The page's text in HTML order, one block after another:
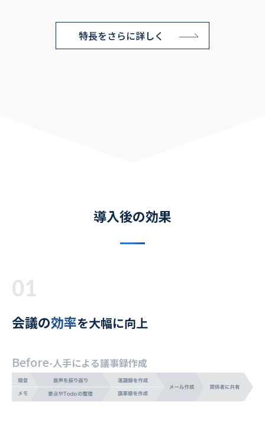
特長をさらに詳しく
導入後の効果
01
会議の効率を大幅に向上
Before-人手による議事録作成